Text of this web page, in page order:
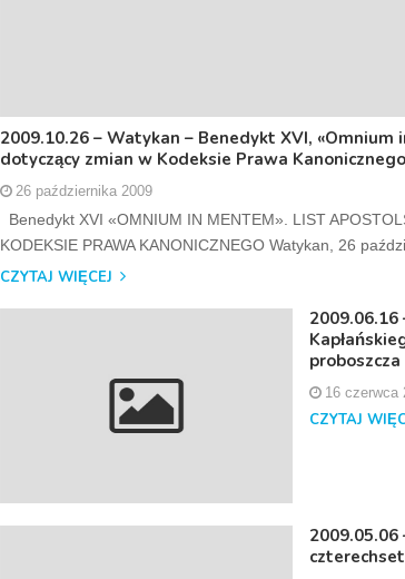
2009.10.26 – Watykan – Benedykt XVI,
dotyczący zmian w Kodeksie Prawa Kanonicznego
26 października 2009
Benedykt XVI «OMNIUM IN MENTEM». LIST
KODEKSIE PRAWA KANONICZNEGO Watykan, 26
CZYTAJ WIĘCEJ
2009.06.16
proboszcza
16 czerwca
CZYTAJ
2009.05.06